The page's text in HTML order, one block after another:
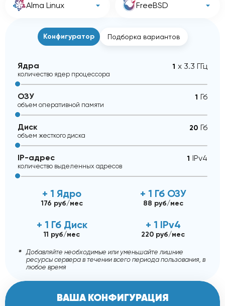
Alma Linux FreeBSD
Конфигуратор Подборка вариантов
Ядра
количество ядер процессора
x 3.3 ГГц
ОЗУ
объем оперативной памяти
Гб
Диск
объем жесткого диска
Гб
IP-адрес
количество выделенных адресов
IPv4
+ 1 Ядро
176 руб/мес
+ 1 Гб ОЗУ
88 руб/мес
+ 1 Гб Диск
11 руб/мес
+ 1 IPv4
220 руб/мес
Добавляйте необходимые или уменьшайте лишние
ресурсы сервера в течении всего периода пользования, в
любое время
ВАША КОНФИГУРАЦИЯ